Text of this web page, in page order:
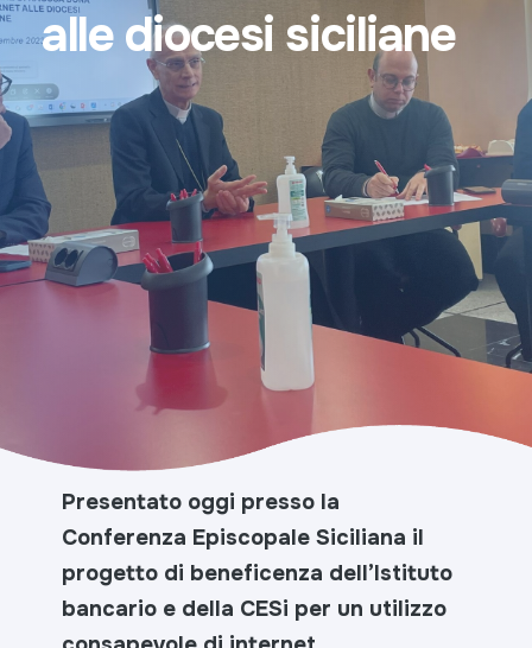
alle diocesi siciliane
Presentato oggi presso la
Conferenza Episcopale Siciliana il
progetto di beneficenza dell’Istituto
bancario e della CESi per un utilizzo